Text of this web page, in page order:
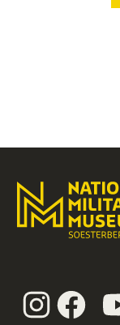
Instagram